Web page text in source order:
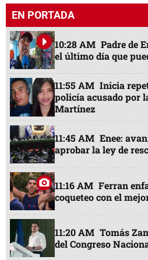
EN PORTADA
10:28 AM Padre de
el último día que
11:55 AM Inicia
policía acusado por
Martínez
11:45 AM Enee:
aprobar la ley de
11:16 AM Ferran
coqueteo con el
11:20 AM Tomás
del Congreso